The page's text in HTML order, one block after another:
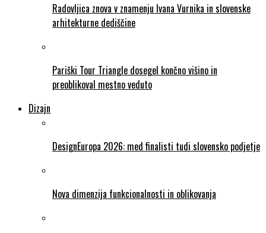
Radovljica znova v znamenju Ivana Vurnika in slovenske
arhitekturne dediščine
Pariški Tour Triangle dosegel končno višino in
preoblikoval mestno veduto
Dizajn
DesignEuropa 2026: med finalisti tudi slovensko podjetje
Nova dimenzija funkcionalnosti in oblikovanja